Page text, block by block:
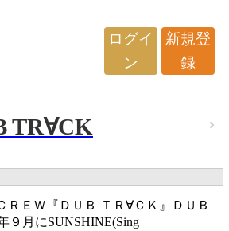
ログイ
ン
新規登
録
TR∀CK
ＲＥＷ『ＤＵＢ ＴＲ∀ＣＫ』ＤＵＢ
９月にSUNSHINE(Sing